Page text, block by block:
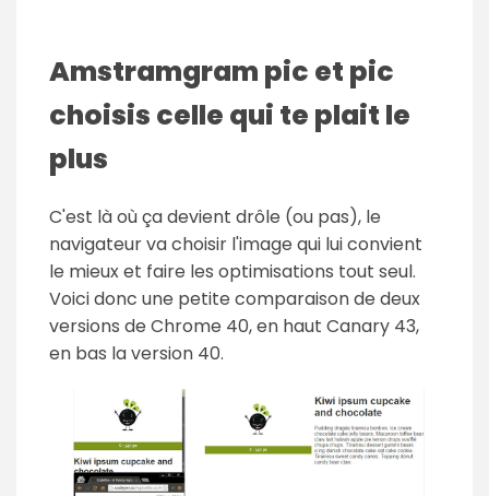
Amstramgram pic et pic
choisis celle qui te plait le
plus
C'est là où ça devient drôle (ou pas), le
navigateur va choisir l'image qui lui convient
le mieux et faire les optimisations tout seul.
Voici donc une petite comparaison de deux
versions de Chrome 40, en haut Canary 43,
en bas la version 40.